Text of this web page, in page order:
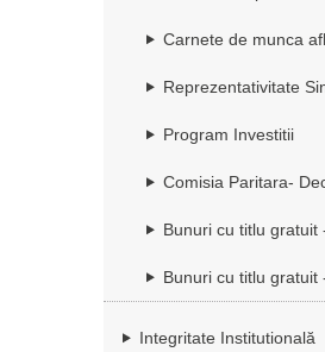
Carnete de munca
Reprezentativitate
Program Investitii
Comisia Paritara-
Bunuri cu titlu gratuit
Bunuri cu titlu gratuit
Integritate Institutională